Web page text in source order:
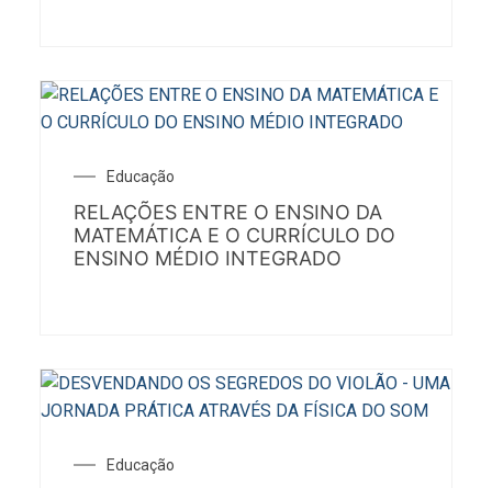
Educação
RELAÇÕES ENTRE O ENSINO DA
MATEMÁTICA E O CURRÍCULO DO
ENSINO MÉDIO INTEGRADO
Educação